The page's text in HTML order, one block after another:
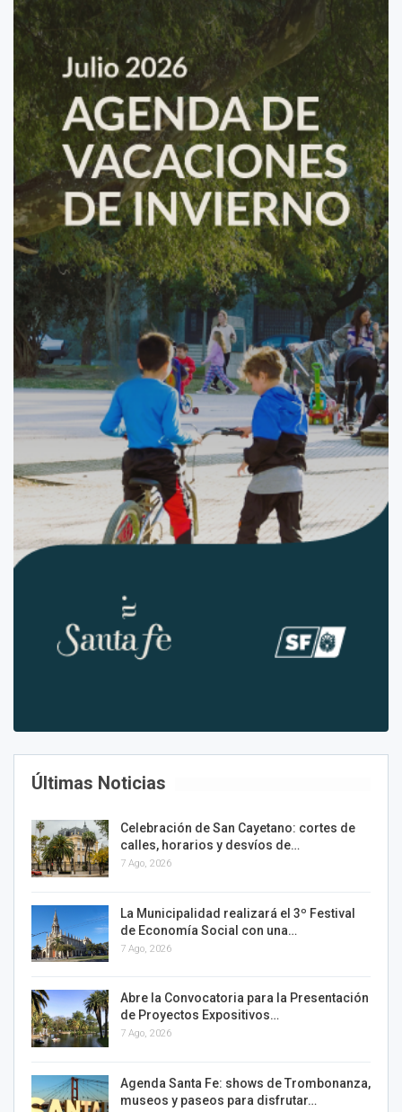
Últimas Noticias
Celebración de San Cayetano: cortes de
calles, horarios y desvíos de…
7 Ago, 2026
La Municipalidad realizará el 3º Festival
de Economía Social con una…
7 Ago, 2026
Abre la Convocatoria para la Presentación
de Proyectos Expositivos…
7 Ago, 2026
Agenda Santa Fe: shows de Trombonanza,
museos y paseos para disfrutar…